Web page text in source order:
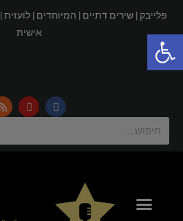
פתח סרגל נגישות
פלייבק | שירים דתיים | המיוחדים | לועזית |
אישית